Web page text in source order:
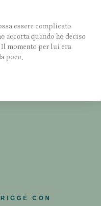
essere complicato
accorta quando ho deciso
momento per lui era
poco,
CON